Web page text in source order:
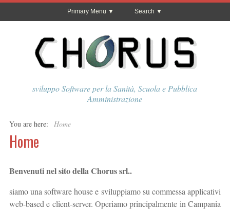
Primary Menu Search
sviluppo Software per la Sanità, Scuola e Pubblica
Amministrazione
You are here: Home
Home
Benvenuti nel sito della Chorus srl..
siamo una software house e sviluppiamo su commessa applicativi
web-based e client-server. Operiamo principalmente in Campania